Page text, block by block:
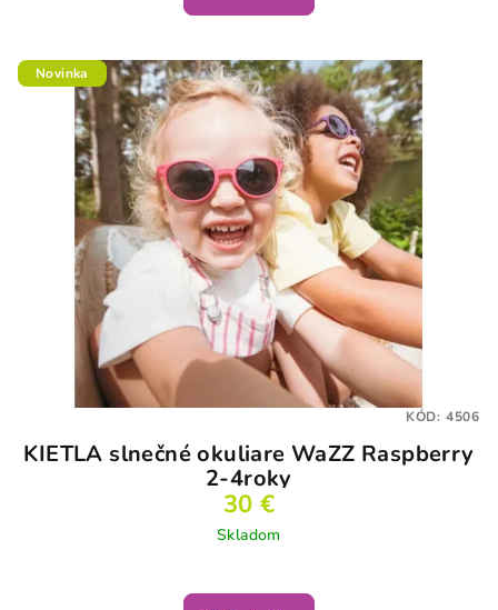
Novinka
KIETLA slnečné okuliare WaZZ Raspberry
2-4roky
30 €
Skladom
KÓD: 4506